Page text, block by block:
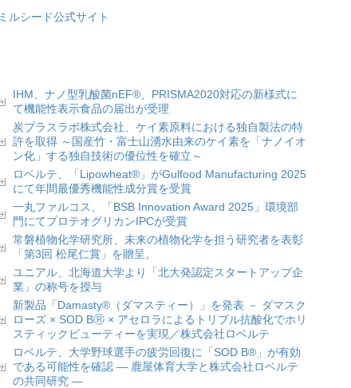
シード公式サイト
IHM、ナノ型乳酸菌nEF®、PRISMA2020対応の新様式に
て機能性表示食品の届出が受理
炭プラスラボ株式会社、ケイ素原料における独自製法の特
許を取得 ～国産竹・富士山湧水由来のケイ素を「ナノイオ
ン化」する独自技術の優位性を確立～
ロベルテ、「Lipowheat®」がGulfood Manufacturing 2025
にて年間最優秀機能性成分賞を受賞
一丸ファルコス、「BSB Innovation Award 2025」環境部
門にてプロテオグリカンIPCが受賞
常磐植物化学研究所、未来の植物化学を担う研究者を表彰
「第3回 松尾仁賞」を贈呈。
ユニアル、北海道大学より「北大発認定スタートアップ企
業」の称号を授与
新製品「Damasty®（ダマスティー）」を発表 － ダマスク
ローズ × SOD BⓇ × アセロラによるトリプル抗酸化でホリ
スティックビューティーを実現／株式会社ロベルテ
ロベルテ、大学野球選手の疲労回復に「SOD B®」が有効
である可能性を確認 ― 鹿屋体育大学と株式会社ロベルテ
の共同研究 ―